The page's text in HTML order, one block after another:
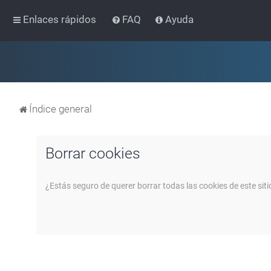
Enlaces rápidos FAQ Ayuda
Índice general
Borrar cookies
¿Estás seguro de querer borrar todas las cookies de este